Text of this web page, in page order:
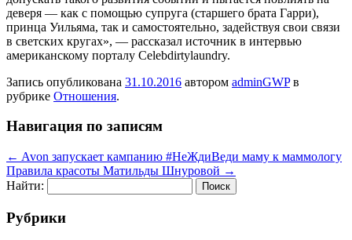
деверя — как с помощью супруга (старшего брата Гарри),
принца Уильяма, так и самостоятельно, задействуя свои связи
в светских кругах», — рассказал источник в интервью
американскому порталу Celebdirtylaundry.
Запись опубликована 31.10.2016 автором adminGWPв
рубрике Отношения.
Навигация по записям
← Avon запускает кампанию #НеЖдиВеди маму к маммологу
Правила красоты Матильды Шнуровой →
Найти:
Рубрики